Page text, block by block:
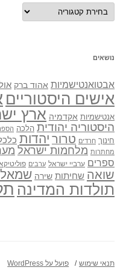
נושאים
נושאים
אבטואנטישמיות אהוד ברק
אישים היסטוריים
אנטישמיות אקדמיה ארץ
היסטוריה יהודית הלכה
חינוך חרדים טרור יהדות
מחתרות מלחמות ישראל
ספרים ערביי ישראל ערבים
שואה שחיתות שירה
תולדות המדינה
תנאי שימוש פועל על WordPress